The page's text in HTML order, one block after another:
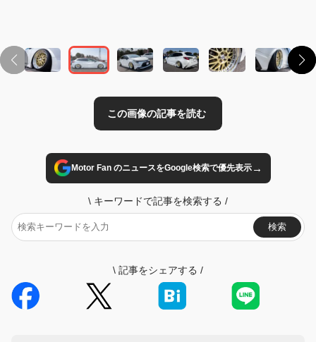
Motor Fan のニュースをGoogle検索で優先表示→
\ キーワードで記事を検索する /
検索
\ 記事をシェアする /